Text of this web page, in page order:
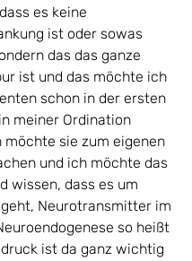
es keine
ist oder sowas
das das ganze
ist und das möchte ich
schon in der ersten
meiner Ordination
sie zum eigenen
und ich möchte das
wissen, dass es um
Neurotransmitter im
so heißt
ist da ganz wichtig